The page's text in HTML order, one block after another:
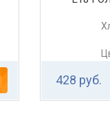
428 руб.